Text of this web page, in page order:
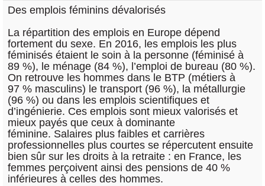
Des emplois féminins dévalorisés
La répartition des emplois en Europe dépend
fortement du sexe. En 2016, les emplois les plus
féminisés étaient le soin à la personne (féminisé à
89 %), le ménage (84 %), l’emploi de bureau (80 %).
On retrouve les hommes dans le BTP (métiers à
97 % masculins) le transport (96 %), la métallurgie
(96 %) ou dans les emplois scientifiques et
d’ingénierie. Ces emplois sont mieux valorisés et
mieux payés que ceux à dominante
féminine. Salaires plus faibles et carrières
professionnelles plus courtes se répercutent ensuite
bien sûr sur les droits à la retraite : en France, les
femmes perçoivent ainsi des pensions de 40 %
inférieures à celles des hommes.